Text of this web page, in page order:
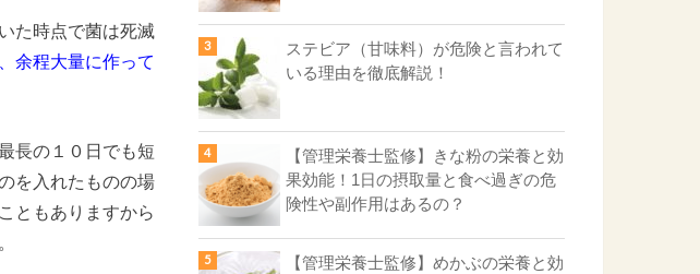
た時点で菌は死滅
余程大量に作って
長の１０日でも短
を入れたものの場
ともありますから
ステビア（甘味料）が危険と言われて
いる理由を徹底解説！
【管理栄養士監修】きな粉の栄養と効
果効能！1日の摂取量と食べ過ぎの危
険性や副作用はあるの？
【管理栄養士監修】めかぶの栄養と効